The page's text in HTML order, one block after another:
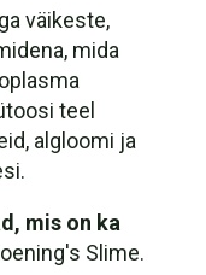
väikeste,
mida
teel
algloomi ja
mis on ka
Slime.